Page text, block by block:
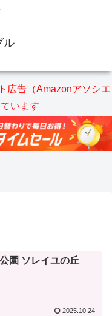
ル
広告（Amazonアソシエ
います
園 ソレイユの丘
2025.10.24